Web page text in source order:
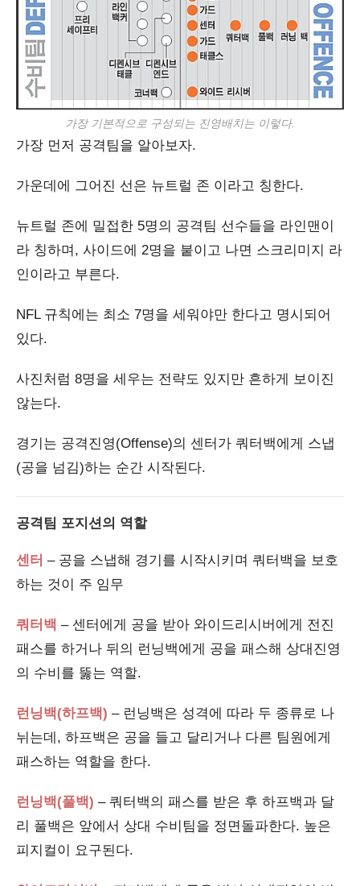
가장 기본적으로 구성되는 진영배치는 이렇다.
가장 먼저 공격팀을 알아보자.
가운데에 그어진 선은 뉴트럴 존 이라고 칭한다.
뉴트럴 존에 밀접한 5명의 공격팀 선수들을 라인맨이
라 칭하며, 사이드에 2명을 붙이고 나면 스크리미지 라
인이라고 부른다.
NFL 규칙에는 최소 7명을 세워야만 한다고 명시되어
있다.
사진처럼 8명을 세우는 전략도 있지만 흔하게 보이진
않는다.
경기는 공격진영(Offense)의 센터가 쿼터백에게 스냅
(공을 넘김)하는 순간 시작된다.
공격팀 포지션의 역할
센터 – 공을 스냅해 경기를 시작시키며 쿼터백을 보호
하는 것이 주 임무
쿼터백 – 센터에게 공을 받아 와이드리시버에게 전진
패스를 하거나 뒤의 런닝백에게 공을 패스해 상대진영
의 수비를 뚫는 역할.
런닝백(하프백) – 런닝백은 성격에 따라 두 종류로 나
뉘는데, 하프백은 공을 들고 달리거나 다른 팀원에게
패스하는 역할을 한다.
런닝백(풀백) – 쿼터백의 패스를 받은 후 하프백과 달
리 풀백은 앞에서 상대 수비팀을 정면돌파한다. 높은
피지컬이 요구된다.